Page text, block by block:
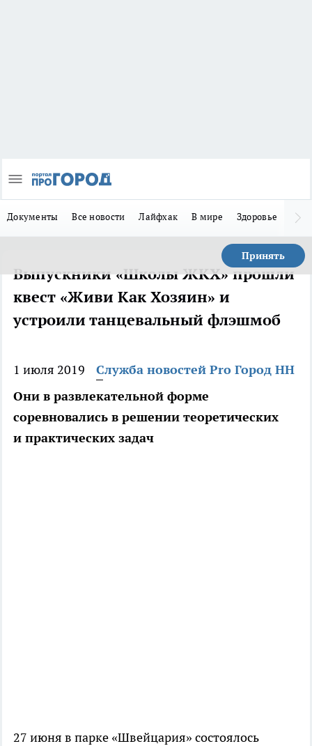
Документы Все новости Лайфхак В мире Здоровье
Принять
Выпускники «Школы ЖКХ» прошли
квест «Живи Как Хозяин» и
устроили танцевальный флэшмоб
1 июля 2019
Служба новостей Pro Город НН
Они в развлекательной форме
соревновались в решении теоретических
и практических задач
27 июня в парке «Швейцария» состоялось